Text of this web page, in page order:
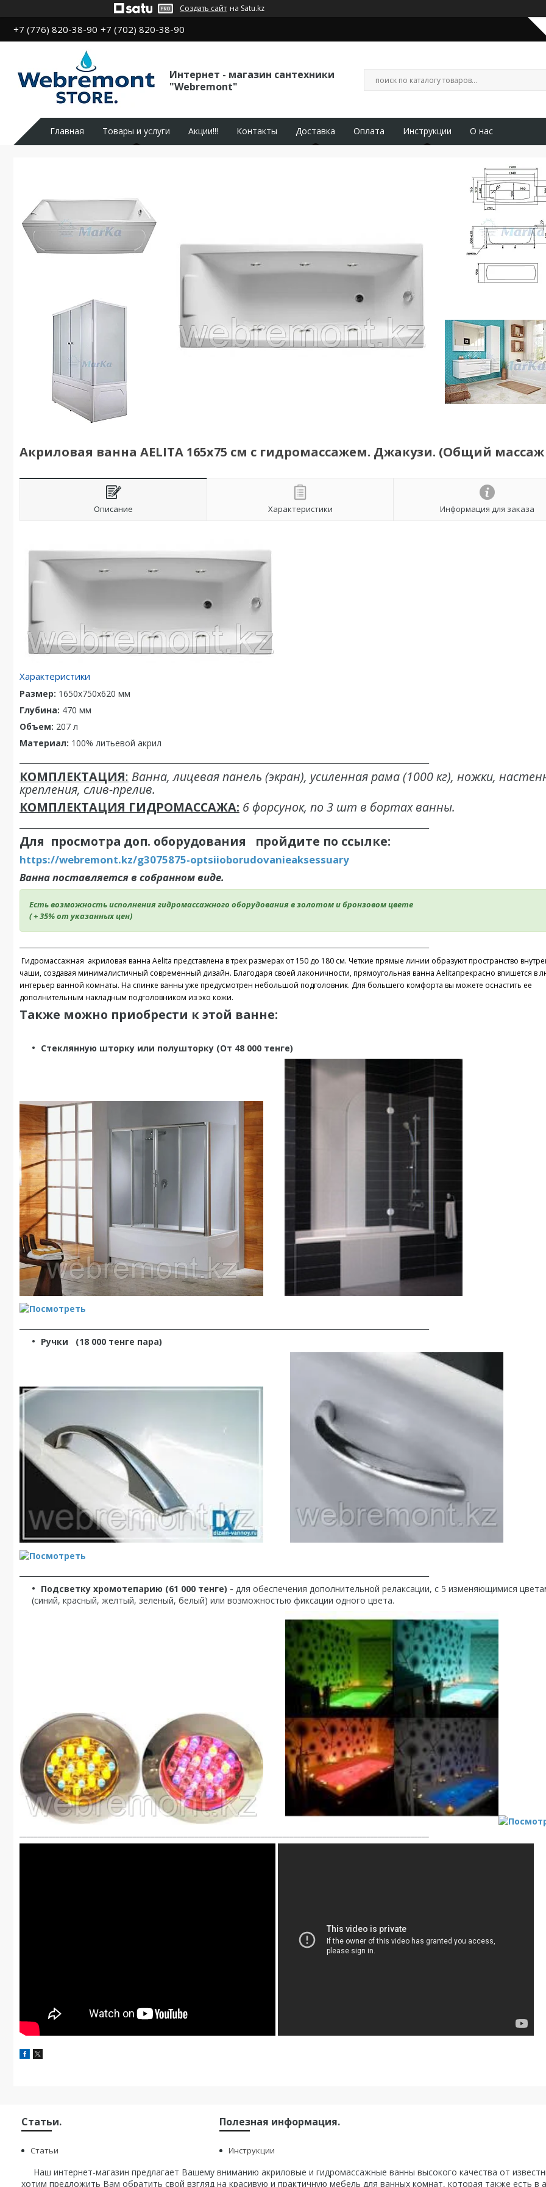
Создать сайт на Satu.kz
+7 (776) 820-38-90 +7 (702) 820-38-90
Интернет - магазин сантехники
"Webremont"
Главная Товары и услуги Акции!!! Контакты Доставка Оплата Инструкции О нас
Акриловая ванна AELITA 165х75 см с гидромассажем. Джакузи. (Общий массаж
Описание Характеристики Информация для заказа
Характеристики
Размер: 1650x750x620 мм
Глубина: 470 мм
Объем: 207 л
Материал: 100% литьевой акрил
КОМПЛЕКТАЦИЯ: Ванна, лицевая панель (экран), усиленная рама (1000 кг), ножки,
крепления, слив-прелив.
КОМПЛЕКТАЦИЯ ГИДРОМАССАЖА: 6 форсунок, по 3 шт в бортах ванны.
Для просмотра доп. оборудования пройдите по ссылке:
https://webremont.kz/g3075875-optsiioborudovanieaksessuary
Ванна поставляется в собранном виде.
Есть возможность исполнения гидромассажного оборудования в золотом и бронзовом цвете
( + 35% от указанных цен)
Гидромассажная акриловая ванна Aelita представлена в трех размерах от 150 до 180 см. Четкие прямые линии образуют пространство
чаши, создавая минималистичный современный дизайн. Благодаря своей лаконичности, прямоугольная ванна Aelitaпрекрасно впишется в
интерьер ванной комнаты. На спинке ванны уже предусмотрен небольшой подголовник. Для большего комфорта вы можете оснастить ее
дополнительным накладным подголовником из эко кожи.
Также можно приобрести к этой ванне:
Стеклянную шторку или полушторку (От 48 000 тенге)
Ручки
(18 000 тенге пара)
Подсветку хромотепарию (61 000 тенге) - для обеспечения дополнительной релаксации, с 5 изменяющимися
(синий, красный, желтый, зеленый, белый) или возможностью фиксации одного цвета.
Статьи.
Статьи
Полезная информация.
Инструкции
Наш интернет-магазин предлагает Вашему вниманию акриловые и гидромассажные ванны высокого качества от
хотим предложить Вам обратить свой взгляд на красивую и практичную мебель для ванных комнат, которая также есть в